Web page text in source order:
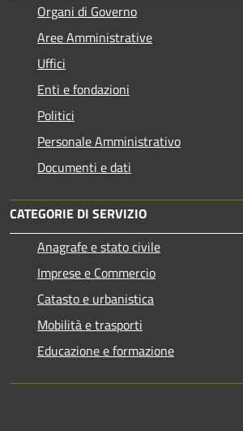
Organi di Governo
Aree Amministrative
Uffici
Enti e fondazioni
Politici
Personale Amministrativo
Documenti e dati
CATEGORIE DI SERVIZIO
Anagrafe e stato civile
Imprese e Commercio
Catasto e urbanistica
Mobilità e trasporti
Educazione e formazione